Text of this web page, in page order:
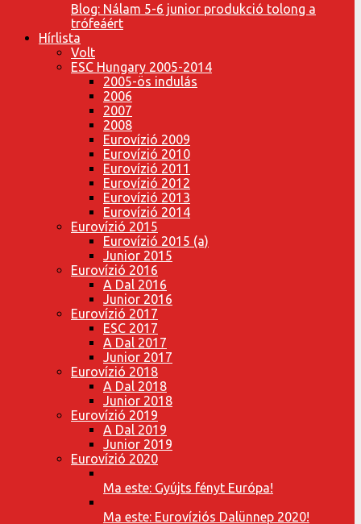
Blog: Nálam 5-6 junior produkció tolong a
trófeáért
Hírlista
Volt
ESC Hungary 2005-2014
2005-ös indulás
2006
2007
2008
Eurovízió 2009
Eurovízió 2010
Eurovízió 2011
Eurovízió 2012
Eurovízió 2013
Eurovízió 2014
Eurovízió 2015
Eurovízió 2015 (a)
Junior 2015
Eurovízió 2016
A Dal 2016
Junior 2016
Eurovízió 2017
ESC 2017
A Dal 2017
Junior 2017
Eurovízió 2018
A Dal 2018
Junior 2018
Eurovízió 2019
A Dal 2019
Junior 2019
Eurovízió 2020
Ma este: Gyújts fényt Európa!
Ma este: Eurovíziós Dalünnep 2020!